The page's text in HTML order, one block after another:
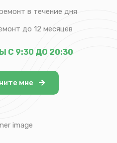
в течение дня
до 12 месяцев
С 9:30 ДО 20:30
мне